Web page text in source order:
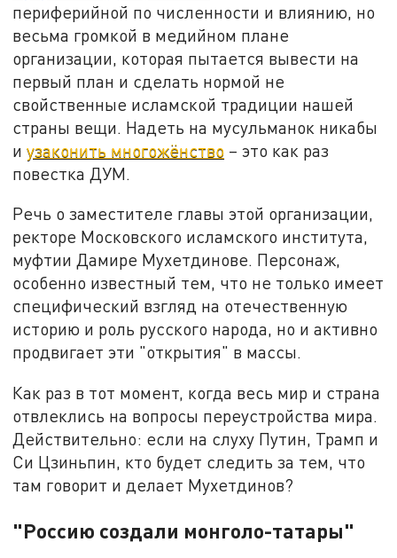
периферийной по численности и влиянию, но
весьма громкой в медийном плане
организации, которая пытается вывести на
первый план и сделать нормой не
свойственные исламской традиции нашей
страны вещи. Надеть на мусульманок никабы
иузаконить многожёнство – это как раз
повестка ДУМ.
Речь о заместителе главы этой организации,
ректоре Московского исламского института,
муфтии Дамире Мухетдинове. Персонаж,
особенно известный тем, что не только имеет
специфический взгляд на отечественную
историю и роль русского народа, но и активно
продвигает эти "открытия" в массы.
Как раз в тот момент, когда весь мир и страна
отвлеклись на вопросы переустройства мира.
Действительно: если на слуху Путин, Трамп и
Си Цзиньпин, кто будет следить за тем, что
там говорит и делает Мухетдинов?
"Россию создали монголо-татары"